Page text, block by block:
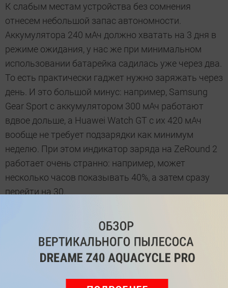
К слабым местам устройства без сомнения
отнесем небольшой запас автономности.
Аккумулятора 240 мАч должно хватать на 3 дня в
режиме ожидания, у нас же при минимальном
использовании батарейка садилась уже через два.
То есть практически гаджет нужно заряжать через
день. И это большой минус: например, Samsung
Gear Sport с аккумулятором 300 мАч работают
вдвое дольше, а Huawei Watch GT с их 420 мАч
вообще не требует подзарядки как минимум
неделю. При этом индикатор заряда на ZeRound 2
работает очень странно: например, может
несколько часов показывать 40%, а затем сразу
перейти на 30.
(кредл). Сам процесс занимает часа полтора.